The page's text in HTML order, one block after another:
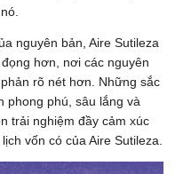
nguyên bản, Aire Sutileza
hơn, nơi các nguyên
rõ nét hơn. Những sắc
phong phú, sâu lắng và
trải nghiệm đầy cảm xúc
vốn có của Aire Sutileza.